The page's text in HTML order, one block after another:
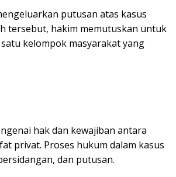
putusan atas kasus
tersebut, hakim memutuskan untuk
kelompok masyarakat yang
hak dan kewajiban antara
privat. Proses hukum dalam kasus
dan putusan.